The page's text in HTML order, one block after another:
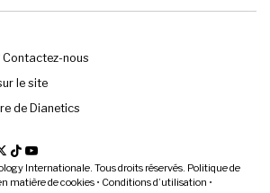
Contactez-nous
le site
de Dianetics
Internationale. Tous droits réservés. Politique de
matière de cookies • Conditions d’utilisation •